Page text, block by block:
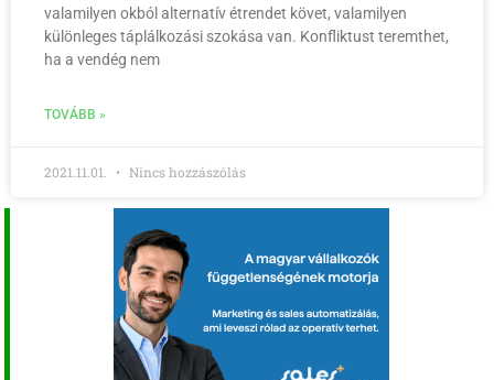
valamilyen okból alternatív étrendet követ, valamilyen
különleges táplálkozási szokása van. Konfliktust teremthet,
ha a vendég nem
TOVÁBB »
2021.11.01. Nincs hozzászólás